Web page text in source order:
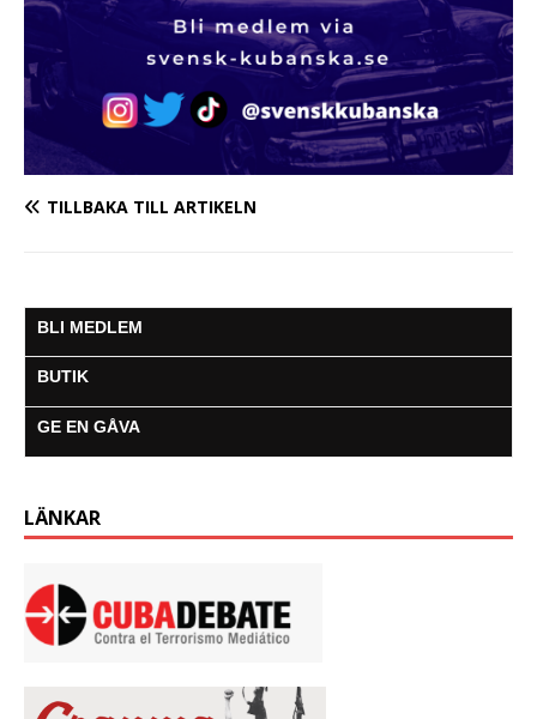
TILLBAKA TILL ARTIKELN
BLI MEDLEM
BUTIK
GE EN GÅVA
LÄNKAR